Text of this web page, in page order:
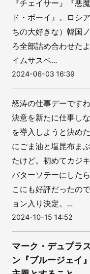
『チェイサー』『悪
ド・ボーイ』。ロシ
ちの大好きな）韓国
ろ全部詰め合わせた
イムサスペ...
2024-06-03 16:39
怒涛の仕事デーです
決意を新たに仕事し
を導入しようと決め
にごま油と塩昆布ま
たけど。初めてカジ
バターソテーにした
こにも好評だったの
ョン入り決定。...
2024-10-15 14:52
マーク・デュプラ
ン『ブルージェイ